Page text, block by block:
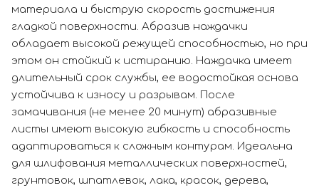
материала и быструю скорость достижения
гладкой поверхности. Абразив наждачки
обладает высокой режущей способностью, но при
этом он стойкий к истиранию. Наждачка имеет
длительный срок службы, ее водостойкая основа
устойчива к износу и разрывам. После
замачивания (не менее 20 минут) абразивные
листы имеют высокую гибкость и способность
адаптироваться к сложным контурам. Идеальна
для шлифования металлических поверхностей,
грунтовок, шпатлевок, лака, красок, дерева,